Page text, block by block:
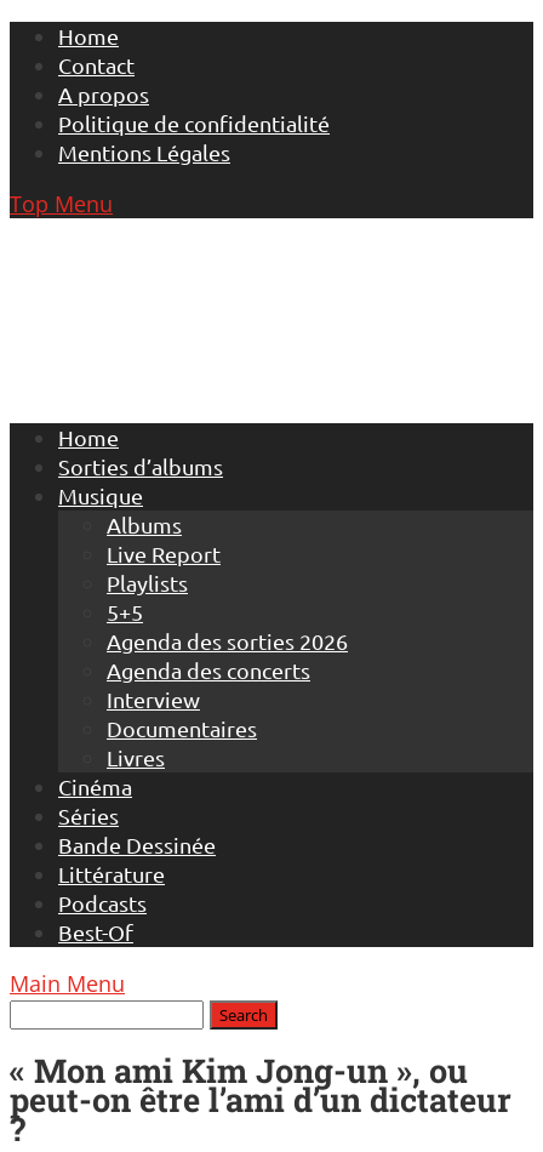
Skip
content
Home
Contact
A propos
Politique de confidentialité
Mentions Légales
Top Menu
Home
Sorties d’albums
Musique
Albums
Live Report
Playlists
5+5
Agenda des sorties 2026
Agenda des concerts
Interview
Documentaires
Livres
Cinéma
Séries
Bande Dessinée
Littérature
Podcasts
Best-Of
Main Menu
« Mon ami Kim Jong-un », ou
peut-on être l’ami d’un dictateur
?